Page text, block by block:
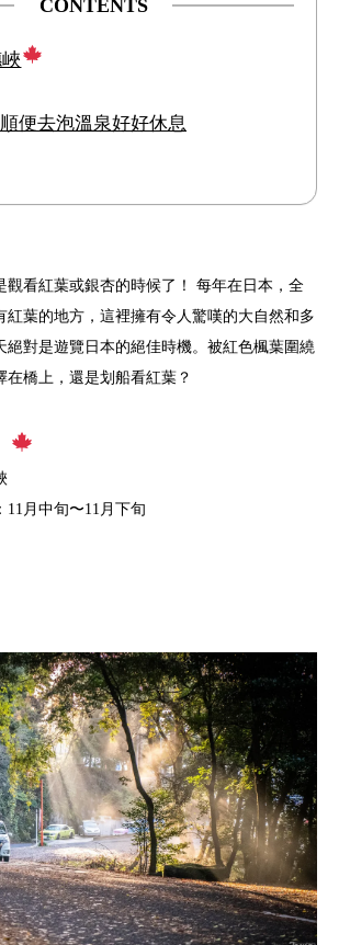
CONTENTS
便去泡溫泉好好休息
觀看紅葉或銀杏的時候了！ 每年在日本，全
紅葉的地方，這裡擁有令人驚嘆的大自然和多
絕對是遊覽日本的絕佳時機。被紅色楓葉圍繞
在橋上，還是划船看紅葉？
月中旬〜11月下旬